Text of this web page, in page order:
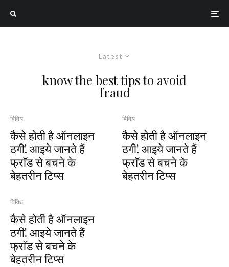
Latest
know the best tips to avoid
fraud
विविध
कैसे होती है ऑनलाइन
ठगी! आइये जानते हैं
फ्राॅड से बचने के
बेहतरीन टिप्स
विविध
कैसे होती है ऑनलाइन
ठगी! आइये जानते हैं
फ्राॅड से बचने के
बेहतरीन टिप्स
विविध
कैसे होती है ऑनलाइन
ठगी! आइये जानते हैं
फ्राॅड से बचने के
बेहतरीन टिप्स